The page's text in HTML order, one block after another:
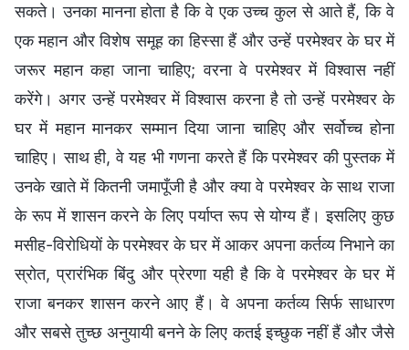
सकते। उनका मानना होता है कि वे एक उच्च कुल से आते हैं, कि वे
एक महान और विशेष समूह का हिस्सा हैं और उन्हें परमेश्वर के घर में
जरूर महान कहा जाना चाहिए; वरना वे परमेश्वर में विश्वास नहीं
करेंगे। अगर उन्हें परमेश्वर में विश्वास करना है तो उन्हें परमेश्वर के
घर में महान मानकर सम्मान दिया जाना चाहिए और सर्वोच्च होना
चाहिए। साथ ही, वे यह भी गणना करते हैं कि परमेश्वर की पुस्तक में
उनके खाते में कितनी जमापूँजी है और क्या वे परमेश्वर के साथ राजा
के रूप में शासन करने के लिए पर्याप्त रूप से योग्य हैं। इसलिए कुछ
मसीह-विरोधियों के परमेश्वर के घर में आकर अपना कर्तव्य निभाने का
स्रोत, प्रारंभिक बिंदु और प्रेरणा यही है कि वे परमेश्वर के घर में
राजा बनकर शासन करने आए हैं। वे अपना कर्तव्य सिर्फ साधारण
और सबसे तुच्छ अनुयायी बनने के लिए कतई इच्छुक नहीं हैं और जैसे